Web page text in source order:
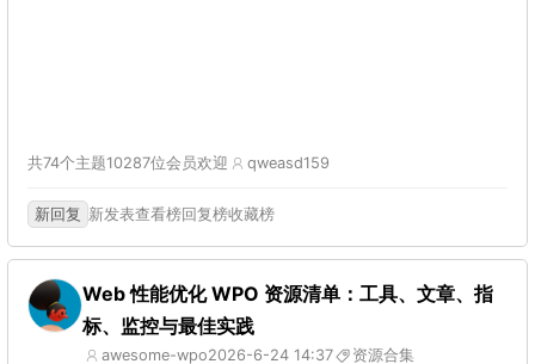
共74个主题10287位会员欢迎 qweasd159
新回复 新发表查看榜回复榜收藏榜
Web 性能优化 WPO 资源清单：工具、文章、指
标、监控与最佳实践
awesome-wpo2026-6-24 14:37 资源合集